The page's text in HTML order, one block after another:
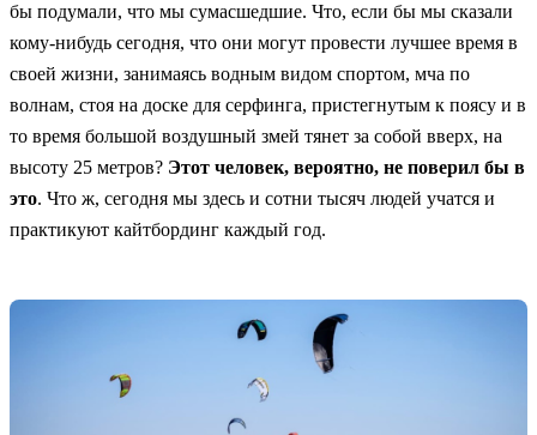
бы подумали, что мы сумасшедшие. Что, если бы мы сказали
кому-нибудь сегодня, что они могут провести лучшее время в
своей жизни, занимаясь водным видом спортом, мча по
волнам, стоя на доске для серфинга, пристегнутым к поясу и в
то время большой воздушный змей тянет за собой вверх, на
высоту 25 метров? Этот человек, вероятно, не поверил бы в
это. Что ж, сегодня мы здесь и сотни тысяч людей учатся и
практикуют кайтбординг каждый год.